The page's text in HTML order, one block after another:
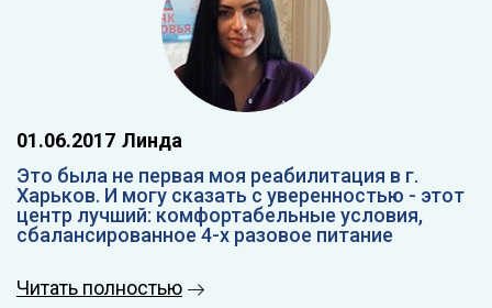
01.06.2017 Линда
Это была не первая моя реабилитация в г.
Харьков. И могу сказать с уверенностью - этот
центр лучший: комфортабельные условия,
сбалансированное 4-х разовое питание
Читать полностью